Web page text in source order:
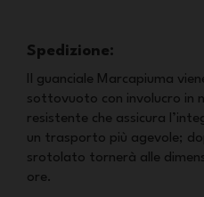
Spedizione:
Il guanciale Marcapiuma
sottovuoto con involucro in
resistente che assicura
un trasporto più agevole;
srotolato tornerà alle
ore.